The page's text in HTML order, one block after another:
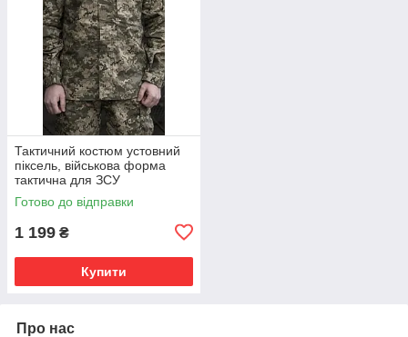
Тактичний костюм устовний
піксель, військова форма
тактична для ЗСУ
Готово до відправки
1 199 ₴
Купити
Про нас